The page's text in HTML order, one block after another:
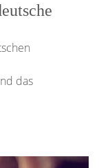
das